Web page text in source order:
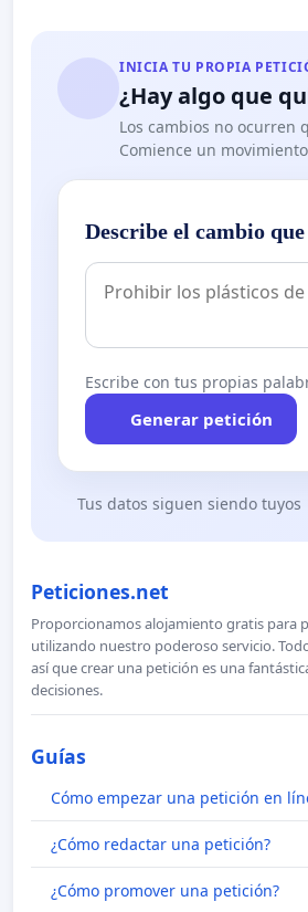
INICIA TU PROPIA
¿Hay algo que
Los cambios no ocurren
Comience un
Describe el cambio
Escribe con tus propias
Generar petición
Tus datos siguen siendo tuyos
Peticiones.net
Proporcionamos alojamiento gratis para
utilizando nuestro poderoso servicio.
así que crear una petición es una
decisiones.
Guías
Cómo empezar una petición en
¿Cómo redactar una petición?
¿Cómo promover una petición?